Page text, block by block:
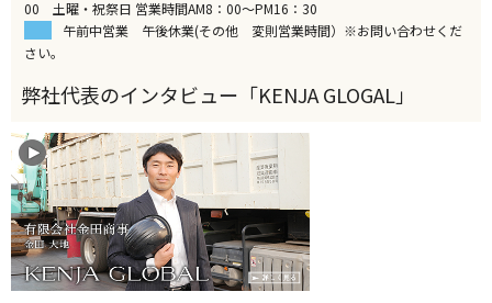
00 土曜・祝祭日 営業時間AM8：00～PM16：30
午前中営業 午後休業(その他 変則営業時間）※お問い合わせくだ
さい。